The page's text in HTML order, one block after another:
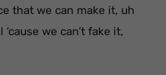
that we can make it, uh
we can’t fake it,